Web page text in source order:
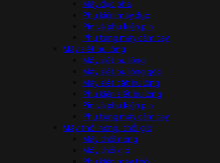
Máy đục phá
Phụ kiện máy đục
Pin và phụ kiện pin
Phụ tùng máy cầm tay
Máy siết bu lông
Máy siết bu lông
Máy siết bu lông góc
Máy siết cắt bu lông
Phụ kiện siết bu lông
Pin và phụ kiện pin
Phụ tùng máy cầm tay
Máy thổi nóng, thổi gió
Máy thổi nóng
Máy thổi gió
Phụ kiện máy thổi